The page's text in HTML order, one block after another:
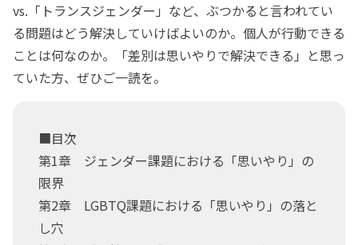
vs.「トランスジェンダー」など、ぶつかると言われてい
る問題はどう解決していけばよいのか。個人が行動できる
ことは何なのか。「差別は思いやりで解決できる」と思っ
ていた方、ぜひご一読を。
■目次
第1章 ジェンダー課題における「思いやり」の
限界
第2章 LGBTQ課題における「思いやり」の落と
し穴